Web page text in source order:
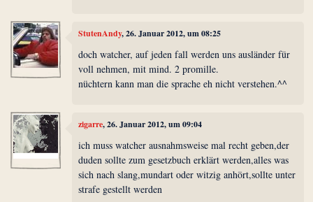
StutenAndy, 26. Januar 2012, um 08:25
doch watcher, auf jeden fall werden uns ausländer für
voll nehmen, mit mind. 2 promille.
nüchtern kann man die sprache eh nicht verstehen.^^
zigarre, 26. Januar 2012, um 09:04
ich muss watcher ausnahmsweise mal recht geben,der
duden sollte zum gesetzbuch erklärt werden,alles was
sich nach slang,mundart oder witzig anhört,sollte unter
strafe gestellt werden